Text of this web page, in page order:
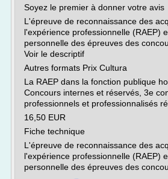
Soyez le premier à donner votre avis
L'épreuve de reconnaissance des
l'expérience professionnelle (RAEP)
personnelle des épreuves des
Voir le descriptif
Autres formats Prix Cultura
La RAEP dans la fonction publique
Concours internes et réservés, 3e
professionnels et professionnalisés
16,50 EUR
Fiche technique
L'épreuve de reconnaissance des
l'expérience professionnelle (RAEP)
personnelle des épreuves des